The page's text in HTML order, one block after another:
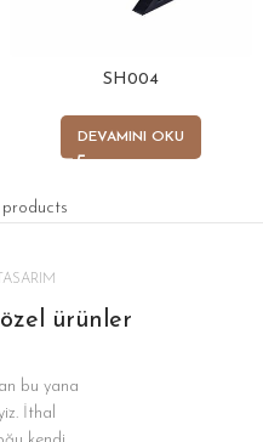
SH004
DEVAMINI OKU
ürünler
bu yana
İthal